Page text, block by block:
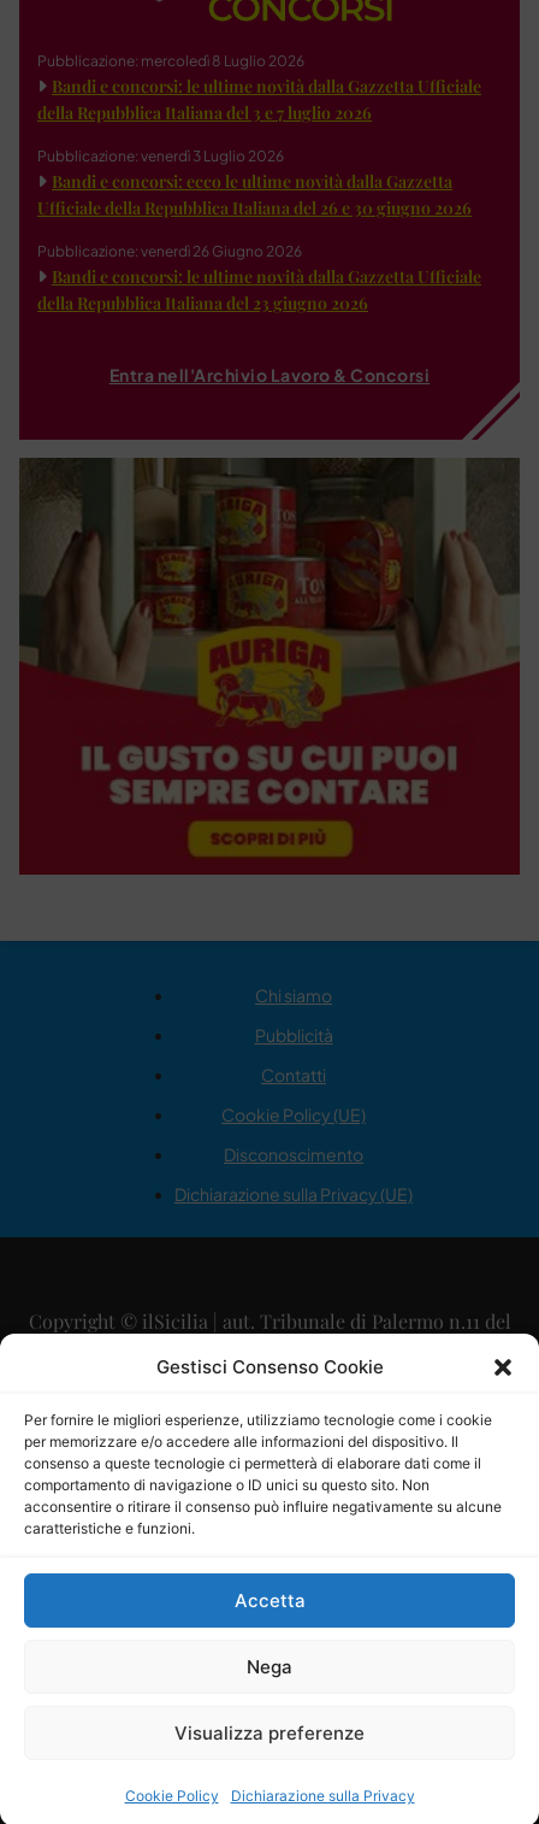
Gestisci Consenso Cookie
Per fornire le migliori esperienze, utilizziamo tecnologie come i cookie
per memorizzare e/o accedere alle informazioni del dispositivo. Il
consenso a queste tecnologie ci permetterà di elaborare dati come il
comportamento di navigazione o ID unici su questo sito. Non
acconsentire o ritirare il consenso può influire negativamente su alcune
caratteristiche e funzioni.
Accetta
Nega
Visualizza preferenze
Cookie Policy Dichiarazione sulla Privacy
Pubblicazione: mercoledì 8 Luglio 2026
Bandi e concorsi: le ultime novità dalla Gazzetta Ufficiale
della Repubblica Italiana del 3 e 7 luglio 2026
Pubblicazione: venerdì 3 Luglio 2026
Bandi e concorsi: ecco le ultime novità dalla Gazzetta
Ufficiale della Repubblica Italiana del 26 e 30 giugno 2026
Pubblicazione: venerdì 26 Giugno 2026
Bandi e concorsi: le ultime novità dalla Gazzetta Ufficiale
della Repubblica Italiana del 23 giugno 2026
Entra nell'Archivio Lavoro & Concorsi
Chi siamo
Pubblicità
Contatti
Cookie Policy (UE)
Disconoscimento
Dichiarazione sulla Privacy (UE)
Copyright © ilSicilia | aut. Tribunale di Palermo n.11 del
29/09/2015
Direttore Editoriale: Maurizio Scaglione
Direttore Responsabile: Maria Calabrese
P.IVA: 06334930820
Mercurio Comunicazione Società Cooperativa a r.l. è
iscritta al Registro degli Operatori di Comunicazione al
Sito gestito daLa Digitale srl–info@ladigitale.it